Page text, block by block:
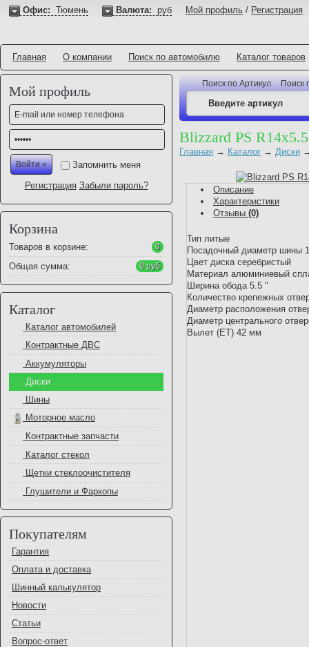
Офис: Тюмень Валюта: руб Мой профиль / Регистрация
Главная О компании Поиск по автомобилю Каталог товаров
Мой профиль
Запомнить меня
Регистрация Забыли пароль?
Корзина
Товаров в корзине: 0
Общая сумма: 0 руб
Каталог
Каталог автомобилей
Контрактные ДВС
Аккумуляторы
Диски
Шины
Моторное масло
Контрактные запчасти
Каталог стекол
Щетки стеклоочистителя
Глушители и Фаркопы
Покупателям
Гарантия
Оплата и доставка
Шинный калькулятор
Новости
Статьи
Вопрос-ответ
Поиск по Артикул Поиск
Blizzard PS
Главная → Каталог → Диски
Описание
Характеристики
Отзывы (0)
Тип литые
Посадочный диаметр шины
Цвет диска серебристый
Материал алюминиевый
Ширина обода 5.5 "
Количество крепежных
Диаметр расположения
Диаметр центрального
Вылет (ET) 42 мм